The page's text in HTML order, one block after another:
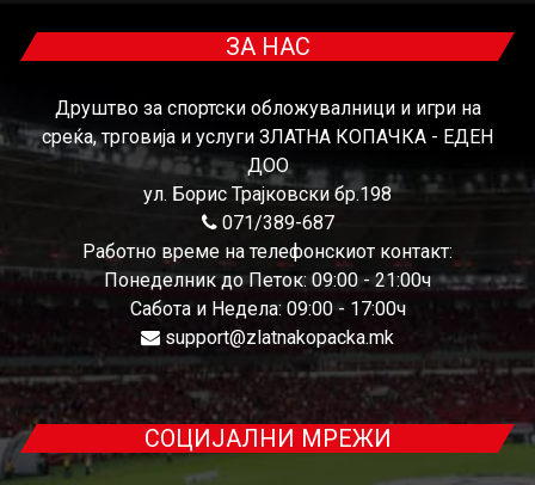
ЗА НАС
Друштво за спортски обложувалници и игри на
среќа, трговија и услуги ЗЛАТНА КОПАЧКА - ЕДЕН
ДОО
ул. Борис Трајковски бр.198
071/389-687
Работно време на телефонскиот контакт:
Понеделник до Петок: 09:00 - 21:00ч
Сабота и Недела: 09:00 - 17:00ч
support@zlatnakopacka.mk
СОЦИЈАЛНИ МРЕЖИ